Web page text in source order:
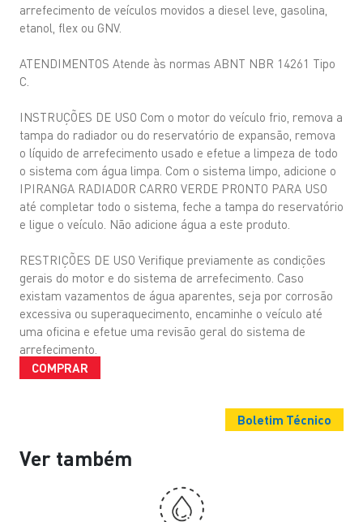
arrefecimento de veículos movidos a diesel leve, gasolina,
etanol, flex ou GNV.
ATENDIMENTOS Atende às normas ABNT NBR 14261 Tipo
C.
INSTRUÇÕES DE USO Com o motor do veículo frio, remova a
tampa do radiador ou do reservatório de expansão, remova
o líquido de arrefecimento usado e efetue a limpeza de todo
o sistema com água limpa. Com o sistema limpo, adicione o
IPIRANGA RADIADOR CARRO VERDE PRONTO PARA USO
até completar todo o sistema, feche a tampa do reservatório
e ligue o veículo. Não adicione água a este produto.
RESTRIÇÕES DE USO Verifique previamente as condições
gerais do motor e do sistema de arrefecimento. Caso
existam vazamentos de água aparentes, seja por corrosão
excessiva ou superaquecimento, encaminhe o veículo até
uma oficina e efetue uma revisão geral do sistema de
arrefecimento.
COMPRAR
Boletim Técnico
Ver também